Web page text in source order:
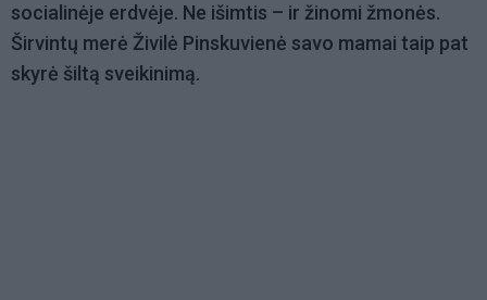
socialinėje erdvėje. Ne išimtis – ir žinomi žmonės.
Širvintų merė Živilė Pinskuvienė savo mamai taip pat
skyrė šiltą sveikinimą.